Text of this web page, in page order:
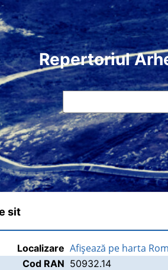
Repertoriul
sit
Localizare Afişează pe harta
Cod RAN 50932.14